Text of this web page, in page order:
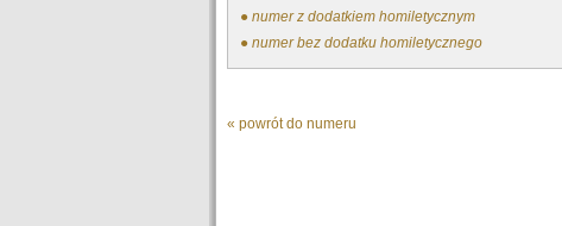
● numer z dodatkiem homiletycznym
● numer bez dodatku homiletycznego
« powrót do numeru